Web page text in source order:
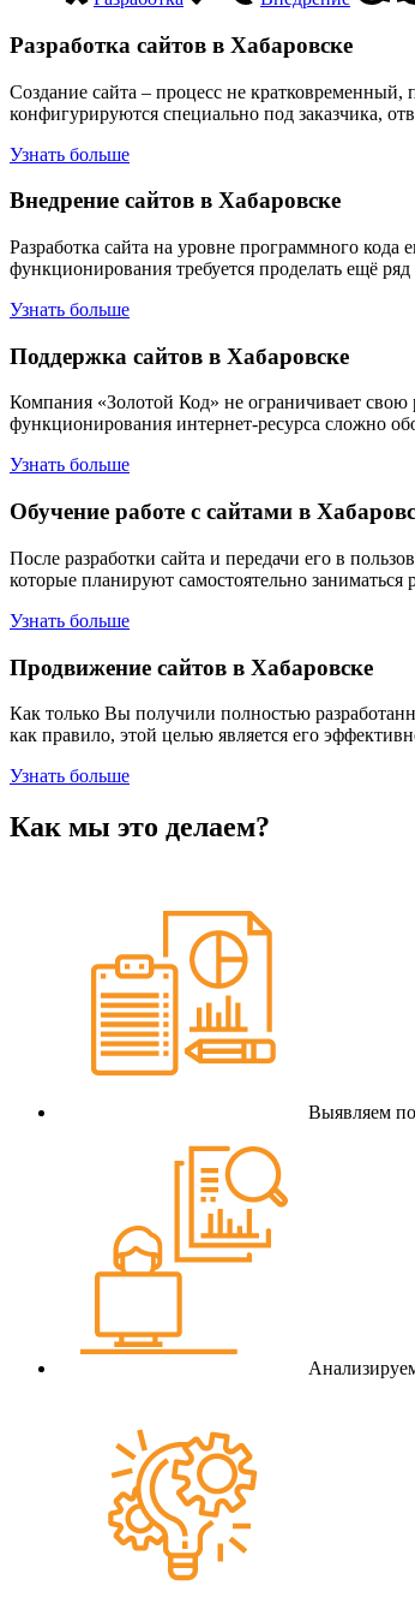
Разработка сайтов в Хабаровске
Создание сайта – процесс не
конфигурируются специально под заказчика,
Узнать больше
Внедрение сайтов в Хабаровске
Разработка сайта на уровне программного
функционирования требуется проделать ещё
Узнать больше
Поддержка сайтов в Хабаровске
Компания «Золотой Код» не ограничивает свою
функционирования интернет-ресурса сложно
Узнать больше
Обучение работе с сайтами в
После разработки сайта и передачи его в
которые планируют самостоятельно заниматься
Узнать больше
Продвижение сайтов в Хабаровске
Как только Вы получили полностью
как правило, этой целью является его
Узнать больше
Как мы это делаем?
Выявляем